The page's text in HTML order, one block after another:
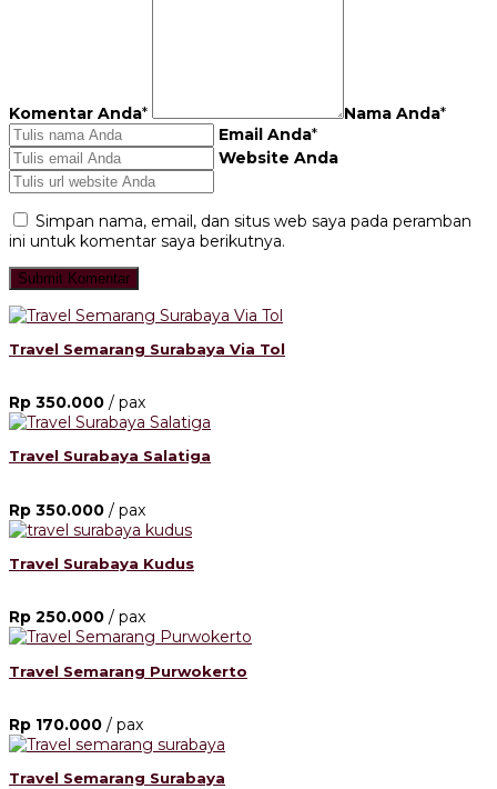
Komentar Anda* Nama Anda*
Email Anda*
Website Anda
Simpan nama, email, dan situs web saya pada peramban
ini untuk komentar saya berikutnya.
Travel Semarang Surabaya Via Tol
Rp 350.000 / pax
Travel Surabaya Salatiga
Rp 350.000 / pax
Travel Surabaya Kudus
Rp 250.000 / pax
Travel Semarang Purwokerto
Rp 170.000 / pax
Travel Semarang Surabaya